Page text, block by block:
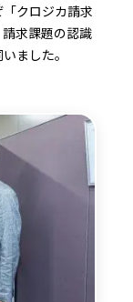
クロジカ請求
求課題の認識
ました。